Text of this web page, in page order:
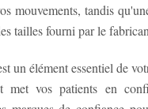
mouvements, tandis
tailles fourni par le
un élément essentiel de
met vos patients en